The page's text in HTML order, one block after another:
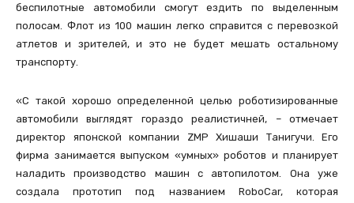
беспилотные автомобили смогут ездить по выделенным
полосам. Флот из 100 машин легко справится с перевозкой
атлетов и зрителей, и это не будет мешать остальному
транспорту.
«С такой хорошо определенной целью роботизированные
автомобили выглядят гораздо реалистичней, – отмечает
директор японской компании ZMP Хишаши Танигучи. Его
фирма занимается выпуском «умных» роботов и планирует
наладить производство машин с автопилотом. Она уже
создала прототип под названием RoboCar, которая